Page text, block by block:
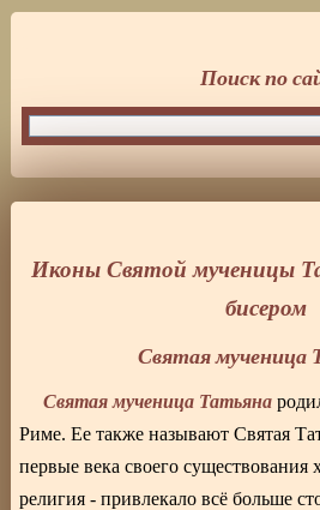
Иконы Святой мученицы
бисером
Святая мученица
Святая мученица Татьяна
Риме. Ее также называют Святая
первые века своего существования
религия - привлекало всё больше
Поиск по